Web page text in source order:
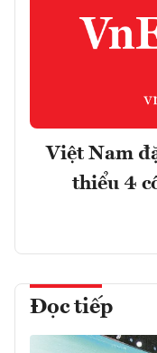
Việt Nam
thiểu 4
Đọc tiếp